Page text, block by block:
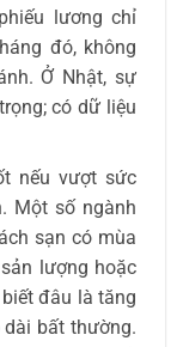
lương chỉ
đó, không
Ở Nhật, sự
có dữ liệu
nếu vượt sức
Một số ngành
sạn có mùa
lượng hoặc
đâu là tăng
bất thường.